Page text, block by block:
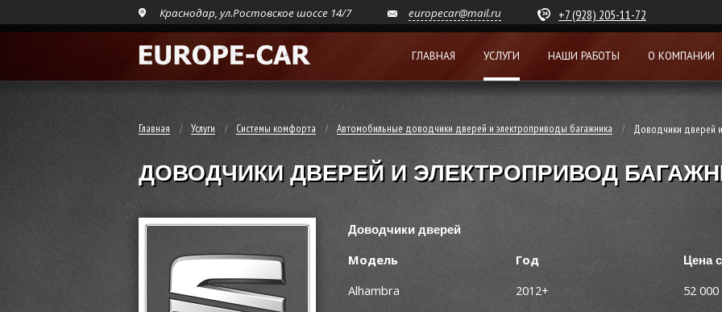
Краснодар, ул.Ростовское шоссе 14/7 europecar@mail.ru +7 (928) 205-11-72
ГЛАВНАЯ УСЛУГИ НАШИ РАБОТЫ О КОМПАНИИ
Главная Услуги Системы комфорта Автомобильные доводчики дверей и электроприводы багажника Доводчики дверей
ДОВОДЧИКИ ДВЕРЕЙ И ЭЛЕКТРОПРИВОД
Доводчики дверей
Модель Год Цена
Alhambra 2012+
52 000